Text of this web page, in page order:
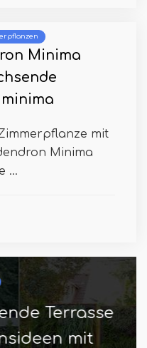
Minima
mit
Minima
...
Terrasse
mit